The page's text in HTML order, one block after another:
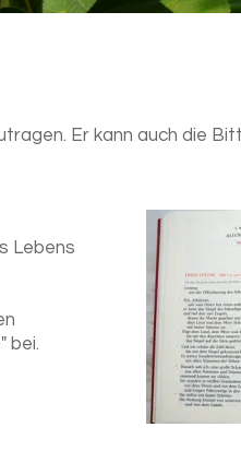
Er kann auch die
Lebens
bei.